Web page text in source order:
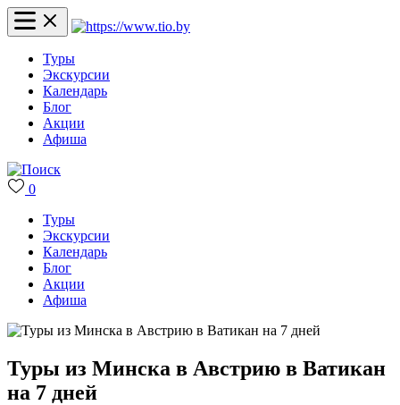
Туры
Экскурсии
Календарь
Блог
Акции
Афиша
0
Туры
Экскурсии
Календарь
Блог
Акции
Афиша
Туры из Минска в Австрию в Ватикан
на 7 дней